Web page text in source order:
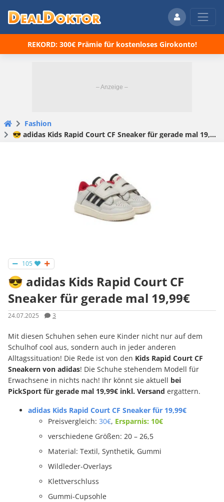
REKORD: 300€ Prämie für kostenloses Girokonto!
Fashion
😎 adidas Kids Rapid Court CF Sneaker für gerade mal 19,99€
105
😎 adidas Kids Rapid Court CF
Sneaker für gerade mal 19,99€
24.07.2025 3
Mit diesen Schuhen sehen eure Kinder nicht nur auf dem
Schulhof cool aus, sondern auch in jeder anderen
Alltagssituation! Die Rede ist von den Kids Rapid Court CF
Sneakern von adidas! Die Schuhe stehendem Modell für
Erwachsene in nichts nach! Ihr könnt sie aktuell bei
PickSport für gerade mal 19,99€ inkl. Versand ergattern.
adidas Kids Rapid Court CF Sneaker für 19,99€
Preisvergleich: 30€, Ersparnis: 10€
verschiedene Größen: 20 – 26,5
Material: Textil, Synthetik, Gummi
Wildleder-Overlays
Klettverschluss
Gummi-Cupsohle